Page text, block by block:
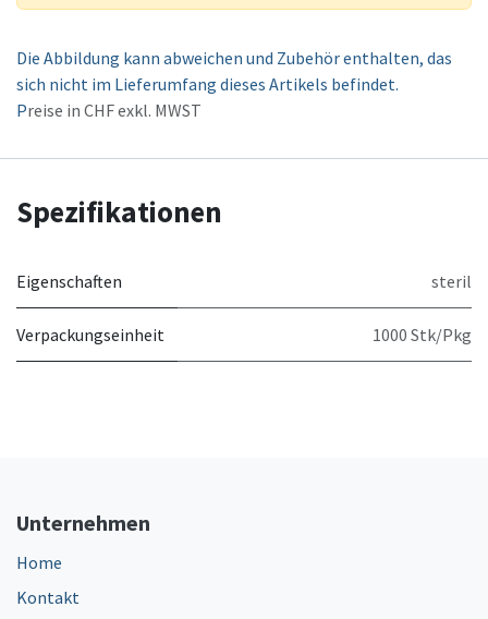
Die Abbildung kann abweichen und Zubehör enthalten, das
sich nicht im Lieferumfang dieses Artikels befindet.
Preise in CHF exkl. MWST
Spezifikationen
Eigenschaften steril
Verpackungseinheit 1000 Stk/Pkg
Unternehmen
Home
Kontakt